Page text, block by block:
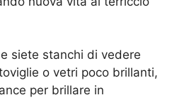
siete stanchi di vedere
o vetri poco brillanti,
per brillare in